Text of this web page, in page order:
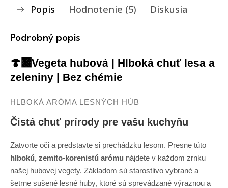
Popis Hodnotenie (5) Diskusia
Podrobný popis
🍄‍🟫Vegeta hubová | Hlboká chuť lesa a
zeleniny | Bez chémie
HLBOKÁ ARÓMA LESNÝCH HÚB
Čistá chuť prírody pre vašu kuchyňu
Zatvorte oči a predstavte si prechádzku lesom. Presne túto
hlbokú, zemito-korenistú arómu nájdete v každom zrnku
našej hubovej vegety. Základom sú starostlivo vybrané a
šetrne sušené lesné huby, ktoré sú sprevádzané výraznou a